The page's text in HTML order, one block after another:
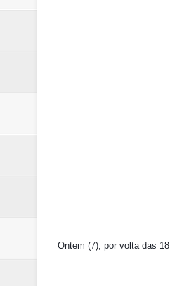
Ontem (7), por volta das